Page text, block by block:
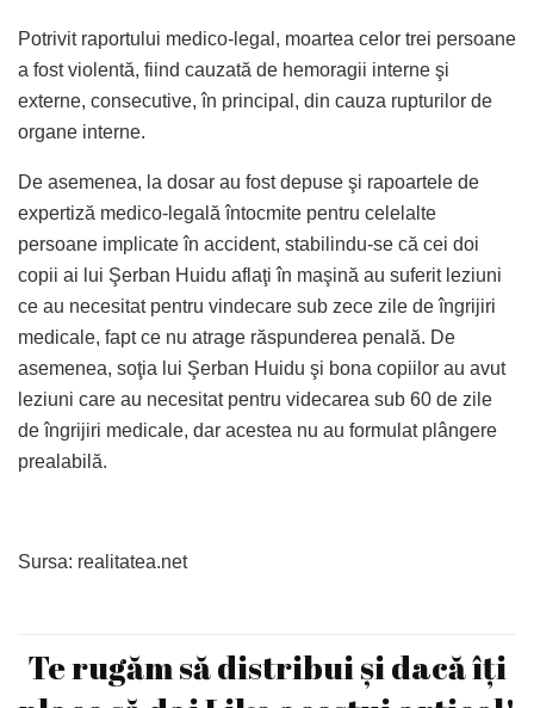
Potrivit raportului medico-legal, moartea celor trei persoane
a fost violentă, fiind cauzată de hemoragii interne şi
externe, consecutive, în principal, din cauza rupturilor de
organe interne.
De asemenea, la dosar au fost depuse şi rapoartele de
expertiză medico-legală întocmite pentru celelalte
persoane implicate în accident, stabilindu-se că cei doi
copii ai lui Şerban Huidu aflaţi în maşină au suferit leziuni
ce au necesitat pentru vindecare sub zece zile de îngrijiri
medicale, fapt ce nu atrage răspunderea penală. De
asemenea, soţia lui Şerban Huidu şi bona copiilor au avut
leziuni care au necesitat pentru videcarea sub 60 de zile
de îngrijiri medicale, dar acestea nu au formulat plângere
prealabilă.
Sursa: realitatea.net
Te rugăm să distribui și dacă îți